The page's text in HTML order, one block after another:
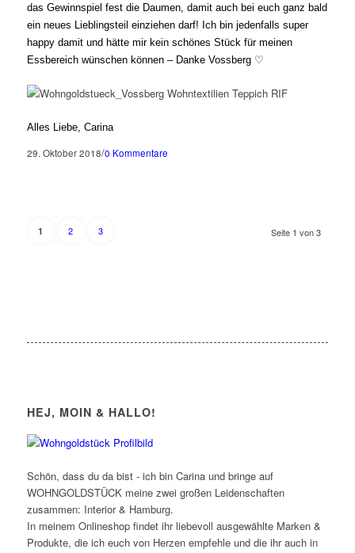
das Gewinnspiel fest die Daumen, damit auch bei euch ganz bald
ein neues Lieblingsteil einziehen darf! Ich bin jedenfalls super
happy damit und hätte mir kein schönes Stück für meinen
Essbereich wünschen können – Danke Vossberg ♡
Alles Liebe, Carina
29. Oktober 2018/0 Kommentare
Seite 1 von 3
1 2 3
HEJ, MOIN & HALLO!
Schön, dass du da bist - ich bin Carina und bringe auf
WOHNGOLDSTÜCK meine zwei großen Leidenschaften
zusammen: Interior & Hamburg.
In meinem Onlineshop findet ihr liebevoll ausgewählte Marken &
Produkte, die ich euch von Herzen empfehle und die ihr auch in